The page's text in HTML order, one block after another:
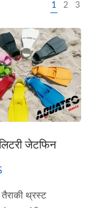
1 2 3
जेटफिन
थ्रस्ट